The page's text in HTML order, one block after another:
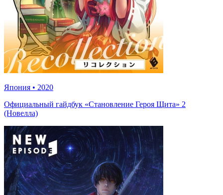
Япония • 2020
Официальный гайдбук «Становление Героя Щита» 2
(Новелла)